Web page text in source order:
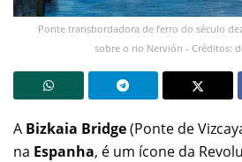
Ponte transbordadora de ferro do século
sobre o rio Nervión - Créditos:
A Bizkaia Bridge(Ponte de
na Espanha, é um ícone da